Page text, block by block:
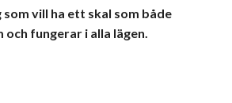
vill ha ett skal som både
och fungerar i alla lägen.